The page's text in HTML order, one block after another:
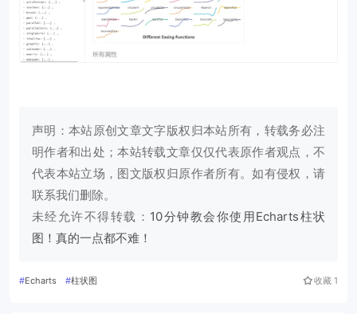
声明：本站原创文章文字版权归本站所有，转载务必注
明作者和出处；本站转载文章仅仅代表原作者观点，不
代表本站立场，图文版权归原作者所有。如有侵权，请
联系我们删除。
未经允许不得转载： 10分钟教会你使用Echarts柱状
图！真的一点都不难！
#Echarts #柱状图 收藏 1